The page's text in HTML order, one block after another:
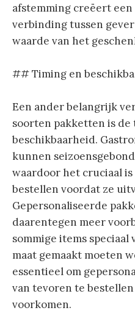
afstemming creëert
verbinding tussen
waarde van het
## Timing en
Een ander belangrijk
soorten pakketten is de
beschikbaarheid.
kunnen
waardoor het cruciaal
bestellen voordat ze
Gepersonaliseerde
daarentegen meer
sommige items
maat gemaakt moeten
essentieel om
van tevoren te
voorkomen.